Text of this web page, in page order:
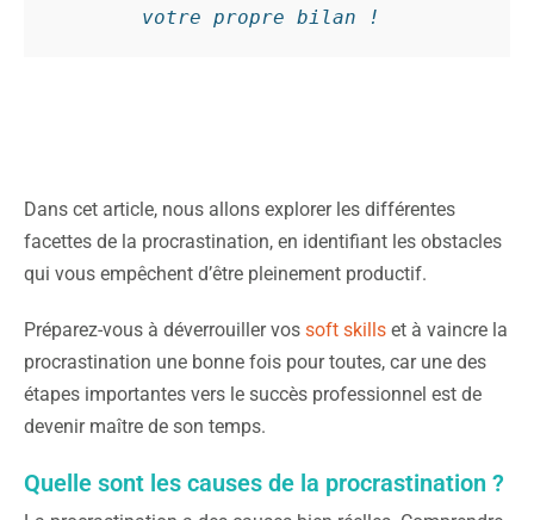
votre propre bilan !
Dans cet article, nous allons explorer les différentes
facettes de la procrastination, en identifiant les obstacles
qui vous empêchent d’être pleinement productif.
Préparez-vous à déverrouiller vos soft skills et à vaincre la
procrastination une bonne fois pour toutes, car une des
étapes importantes vers le succès professionnel est de
devenir maître de son temps.
Quelle sont les causes de la procrastination ?